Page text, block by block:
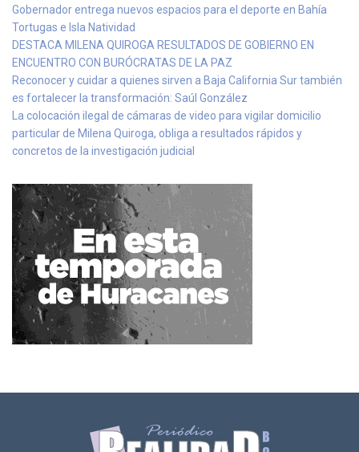
Gobernador entrega nuevos espacios para el deporte en Bahía
Tortugas e Isla Natividad
DESTACA MILENA QUIROGA RESULTADOS DE GOBIERNO EN
ENCUENTRO CON BURÓCRATAS DE LA PAZ
Reconocer y cuidar a quienes sirven a Baja California Sur también
es fortalecer la transformación: Saúl González
La colocación ilegal de cámaras de video para vigilar domicilio
particular de Milena Quiroga, obliga a resultados rápidos y
concretos de la investigación judicial